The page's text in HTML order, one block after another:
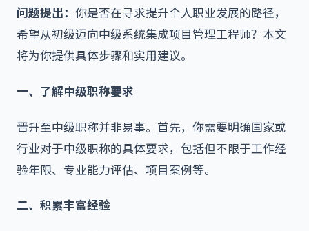
问题提出： 你是否在寻求提升个人职业发展的路径，
希望从初级迈向中级系统集成项目管理工程师？本文
将为你提供具体步骤和实用建议。
一、了解中级职称要求
晋升至中级职称并非易事。首先，你需要明确国家或
行业对于中级职称的具体要求，包括但不限于工作经
验年限、专业能力评估、项目案例等。
二、积累丰富经验